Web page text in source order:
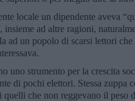
locale un dipendente aveva
insieme ad altre ragioni,
ad un popolo di scarsi lettori
uno strumento per la crescita
di pochi elettori. Stessa zuppa
che non reggevano il peso